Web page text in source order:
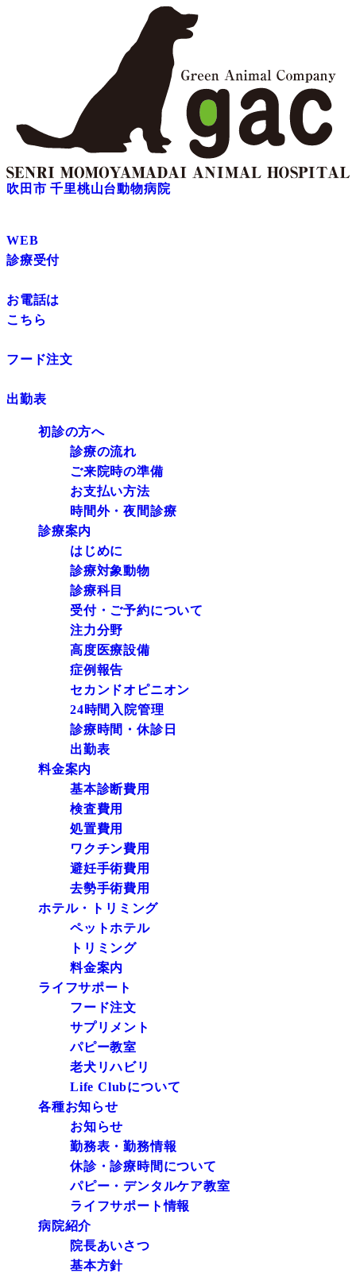
吹田市 千里桃山台動物病院
WEB
診療受付
お電話は
こちら
フード注文
出勤表
初診の方へ
診療の流れ
ご来院時の準備
お支払い方法
時間外・夜間診療
診療案内
はじめに
診療対象動物
診療科目
受付・ご予約について
注力分野
高度医療設備
症例報告
セカンドオピニオン
24時間入院管理
診療時間・休診日
出勤表
料金案内
基本診断費用
検査費用
処置費用
ワクチン費用
避妊手術費用
去勢手術費用
ホテル・トリミング
ペットホテル
トリミング
料金案内
ライフサポート
フード注文
サプリメント
パピー教室
老犬リハビリ
Life Clubについて
各種お知らせ
お知らせ
勤務表・勤務情報
休診・診療時間について
パピー・デンタルケア教室
ライフサポート情報
病院紹介
院長あいさつ
基本方針